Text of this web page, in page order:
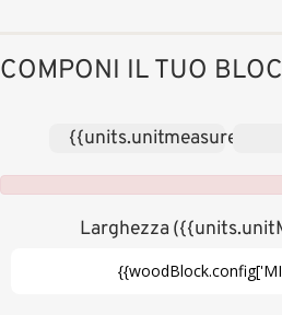
COMPONI IL TUO
Larghezza